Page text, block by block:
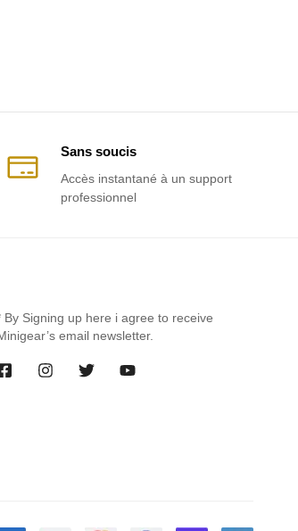
Sans soucis
Accès instantané à un support
professionnel
By Signing up here i agree to receive
email newsletter.